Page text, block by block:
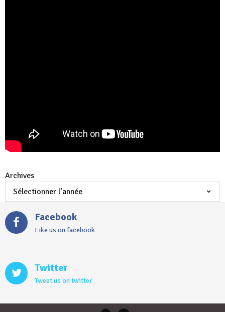
Archives
Facebook
Like us on facebook
Twitter
Tweet us on twitter